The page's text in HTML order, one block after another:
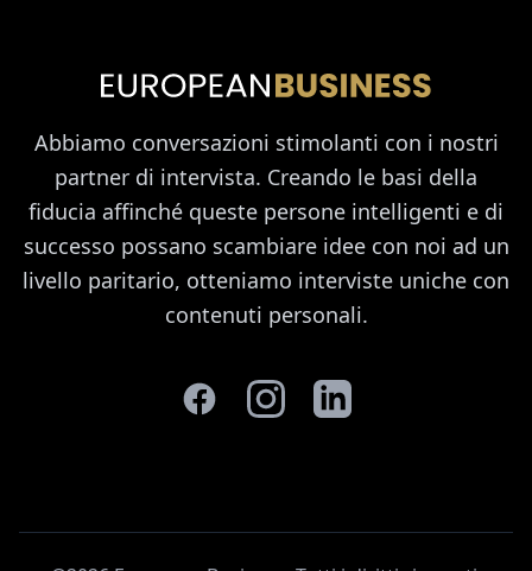
Abbiamo conversazioni stimolanti con i nostri
partner di intervista. Creando le basi della
fiducia affinché queste persone intelligenti e di
successo possano scambiare idee con noi ad un
livello paritario, otteniamo interviste uniche con
contenuti personali.